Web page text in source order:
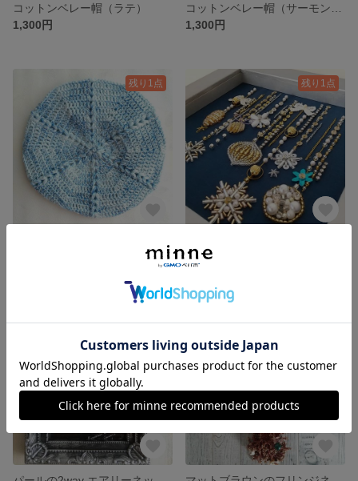
コットンベレー帽（ラテ）
1,300円
1,300円
残り1点 残り1点
17,000円